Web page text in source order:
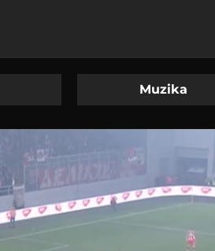
Muzika